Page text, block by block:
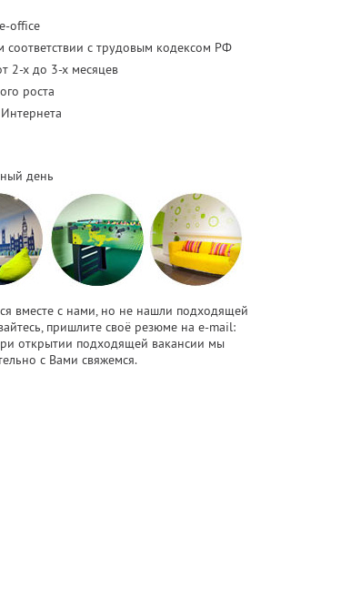
office
с трудовым кодексом РФ
2-х до 3-х месяцев
роста
день
вместе с нами, но не нашли подходящей
пришлите своё резюме на e-mail:
открытии подходящей вакансии мы
с Вами свяжемся.